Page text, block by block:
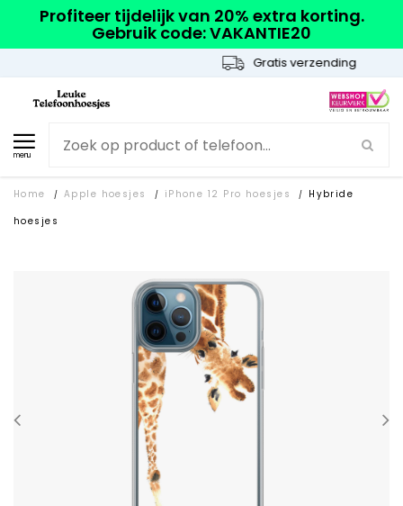
Profiteer tijdelijk van 20% extra korting.
Gebruik code: VAKANTIE20
Gratis verzending
menu
Home / Apple hoesjes / iPhone 12 Pro hoesjes /
Hybride
hoesjes